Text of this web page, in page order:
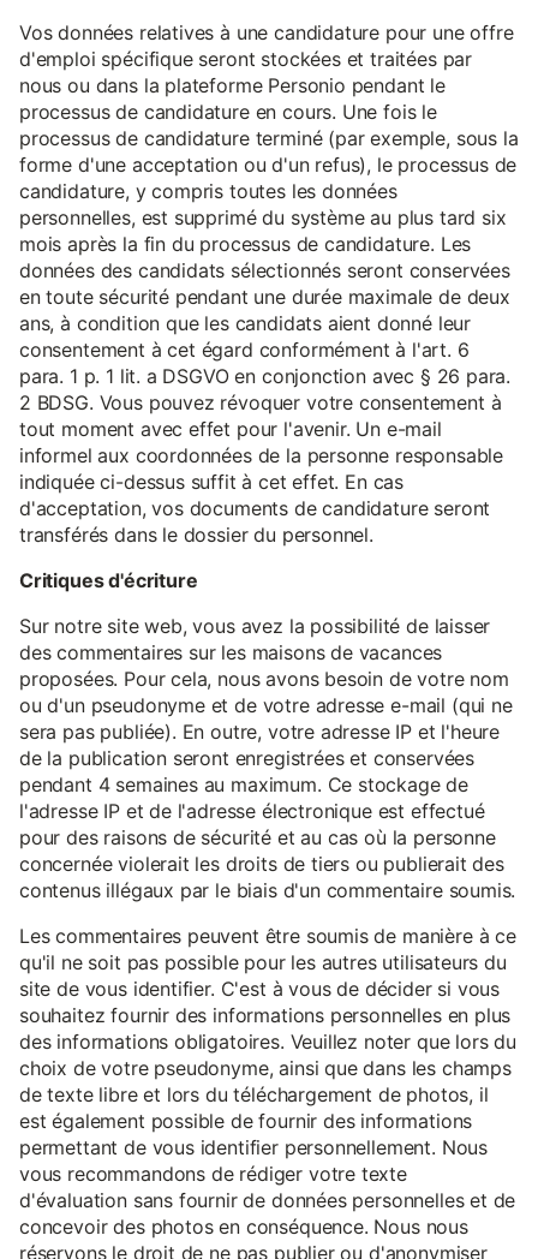
Vos données relatives à une candidature pour une offre
d'emploi spécifique seront stockées et traitées par
nous ou dans la plateforme Personio pendant le
processus de candidature en cours. Une fois le
processus de candidature terminé (par exemple, sous la
forme d'une acceptation ou d'un refus), le processus de
candidature, y compris toutes les données
personnelles, est supprimé du système au plus tard six
mois après la fin du processus de candidature. Les
données des candidats sélectionnés seront conservées
en toute sécurité pendant une durée maximale de deux
ans, à condition que les candidats aient donné leur
consentement à cet égard conformément à l'art. 6
para. 1 p. 1 lit. a DSGVO en conjonction avec § 26 para.
2 BDSG. Vous pouvez révoquer votre consentement à
tout moment avec effet pour l'avenir. Un e-mail
informel aux coordonnées de la personne responsable
indiquée ci-dessus suffit à cet effet. En cas
d'acceptation, vos documents de candidature seront
transférés dans le dossier du personnel.
Critiques d'écriture
Sur notre site web, vous avez la possibilité de laisser
des commentaires sur les maisons de vacances
proposées. Pour cela, nous avons besoin de votre nom
ou d'un pseudonyme et de votre adresse e-mail (qui ne
sera pas publiée). En outre, votre adresse IP et l'heure
de la publication seront enregistrées et conservées
pendant 4 semaines au maximum. Ce stockage de
l'adresse IP et de l'adresse électronique est effectué
pour des raisons de sécurité et au cas où la personne
concernée violerait les droits de tiers ou publierait des
contenus illégaux par le biais d'un commentaire soumis.
Les commentaires peuvent être soumis de manière à ce
qu'il ne soit pas possible pour les autres utilisateurs du
site de vous identifier. C'est à vous de décider si vous
souhaitez fournir des informations personnelles en plus
des informations obligatoires. Veuillez noter que lors du
choix de votre pseudonyme, ainsi que dans les champs
de texte libre et lors du téléchargement de photos, il
est également possible de fournir des informations
permettant de vous identifier personnellement. Nous
vous recommandons de rédiger votre texte
d'évaluation sans fournir de données personnelles et de
concevoir des photos en conséquence. Nous nous
réservons le droit de ne pas publier ou d'anonymiser